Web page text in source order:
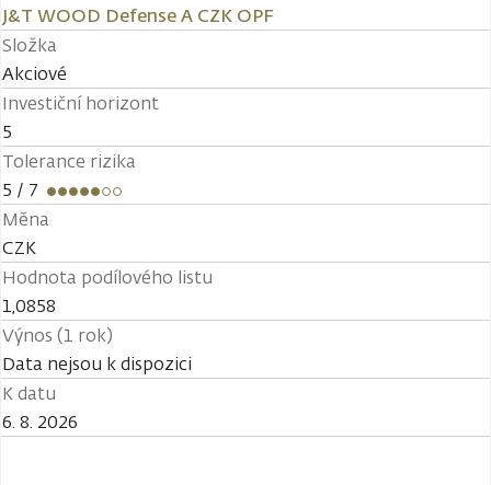
J&T WOOD Defense A CZK OPF
Složka
Akciové
Investiční horizont
5
Tolerance rizika
5 / 7
Měna
CZK
Hodnota podílového listu
1,0858
Výnos (1 rok)
Data nejsou k dispozici
K datu
6. 8. 2026